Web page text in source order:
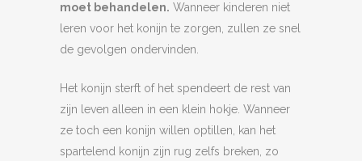
moet behandelen. Wanneer kinderen niet
leren voor het konijn te zorgen, zullen ze snel
de gevolgen ondervinden.
Het konijn sterft of het spendeert de rest van
zijn leven alleen in een klein hokje. Wanneer
ze toch een konijn willen optillen, kan het
spartelend konijn zijn rug zelfs breken, zo